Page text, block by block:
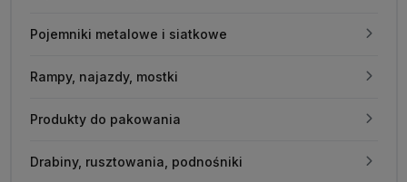
Pojemniki metalowe i siatkowe
Rampy, najazdy, mostki
Produkty do pakowania
Drabiny, rusztowania, podnośniki